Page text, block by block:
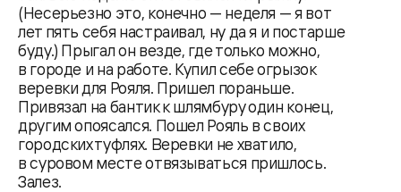
(Несерьезно это, конечно — неделя — я вот
лет пять себя настраивал, ну да я и постарше
буду.) Прыгал он везде, где только можно,
в городе и на работе. Купил себе огрызок
веревки для Рояля. Пришел пораньше.
Привязал на бантик к шлямбуру один конец,
другим опоясался. Пошел Рояль в своих
городских туфлях. Веревки не хватило,
в суровом месте отвязываться пришлось.
Залез.